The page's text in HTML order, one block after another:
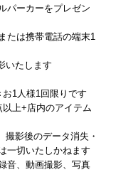
パーカーをプレゼン
たは携帯電話の端末1
いたします
1人様1回限りです
上+店内のアイテム
影後のデータ消失・
一切いたしかねます
音、動画撮影、写真